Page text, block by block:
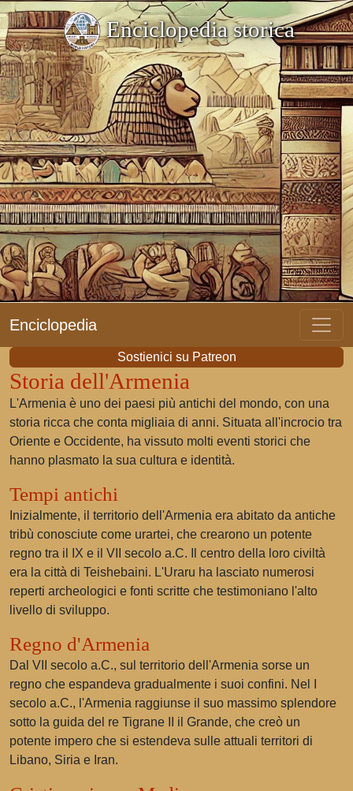
Enciclopedia storica
Enciclopedia
Sostienici su Patreon
Storia dell'Armenia
L'Armenia è uno dei paesi più antichi del mondo, con una
storia ricca che conta migliaia di anni. Situata all'incrocio tra
Oriente e Occidente, ha vissuto molti eventi storici che
hanno plasmato la sua cultura e identità.
Tempi antichi
Inizialmente, il territorio dell'Armenia era abitato da antiche
tribù conosciute come urartei, che crearono un potente
regno tra il IX e il VII secolo a.C. Il centro della loro civiltà
era la città di Teishebaini. L'Uraru ha lasciato numerosi
reperti archeologici e fonti scritte che testimoniano l'alto
livello di sviluppo.
Regno d'Armenia
Dal VII secolo a.C., sul territorio dell'Armenia sorse un
regno che espandeva gradualmente i suoi confini. Nel I
secolo a.C., l'Armenia raggiunse il suo massimo splendore
sotto la guida del re Tigrane II il Grande, che creò un
potente impero che si estendeva sulle attuali territori di
Libano, Siria e Iran.